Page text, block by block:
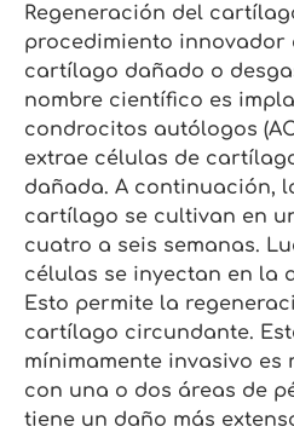
Regeneración del
procedimiento innovador
cartílago dañado o
nombre científico es
condrocitos autólogos
extrae células de
dañada. A continuación,
cartílago se cultivan en
cuatro a seis semanas.
células se inyectan en la
Esto permite la
cartílago circundante.
mínimamente invasivo es
con una o dos áreas de
tiene un daño más